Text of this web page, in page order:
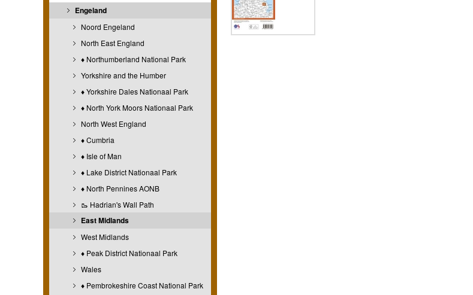
Engeland
Noord Engeland
North East England
♦ Northumberland National Park
Yorkshire and the Humber
♦ Yorkshire Dales Nationaal Park
♦ North York Moors Nationaal Park
North West England
♦ Cumbria
♦ Isle of Man
♦ Lake District Nationaal Park
♦ North Pennines AONB
🥾 Hadrian's Wall Path
East Midlands
West Midlands
♦ Peak District Nationaal Park
Wales
♦ Pembrokeshire Coast National Park